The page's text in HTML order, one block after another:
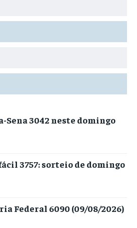
Sena 3042 neste domingo
3757: sorteio de domingo
Federal 6090 (09/08/2026)